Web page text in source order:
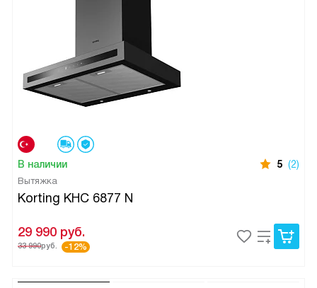
В наличии 5 (2)
Вытяжка
Korting KHC 6877 N
29 990 руб.
33 990руб. -12%